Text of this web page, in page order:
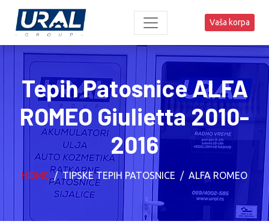
Vaša korpa
Tepih Patosnice ALFA
ROMEO Giulietta 2010-
2016
HOME TIPSKE TEPIH PATOSNICE ALFA ROMEO